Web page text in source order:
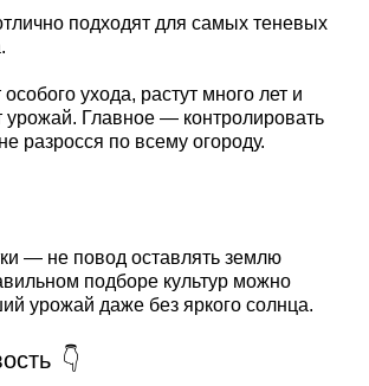
подходят для самых теневых
ухода, растут много лет и
урожай. Главное — контролировать
разросся по всему огороду.
— не повод оставлять землю
подборе культур можно
урожай даже без яркого солнца.